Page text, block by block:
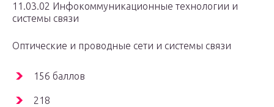
11.03.02 Инфокоммуникационные технологии и
системы связи
Оптические и проводные сети и системы связи
156 баллов
218